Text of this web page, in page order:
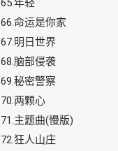
65.年轻
66.命运是你家
67.明日世界
68.脑部侵袭
69.秘密警察
70.两颗心
71.主题曲(慢版)
72.狂人山庄